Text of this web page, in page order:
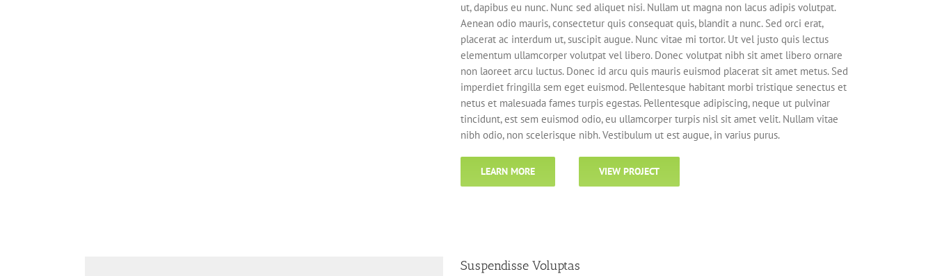
ut, dapibus eu nunc. Nunc sed aliquet nisi. Nullam ut magna non lacus adipis volutpat.
Aenean odio mauris, consectetur quis consequat quis, blandit a nunc. Sed orci erat,
placerat ac interdum ut, suscipit augue. Nunc vitae mi tortor. Ut vel justo quis lectus
elementum ullamcorper volutpat vel libero. Donec volutpat nibh sit amet libero ornare
non laoreet arcu luctus. Donec id arcu quis mauris euismod placerat sit amet metus. Sed
imperdiet fringilla sem eget euismod. Pellentesque habitant morbi tristique senectus et
netus et malesuada fames turpis egestas. Pellentesque adipiscing, neque ut pulvinar
tincidunt, est sem euismod odio, eu ullamcorper turpis nisl sit amet velit. Nullam vitae
nibh odio, non scelerisque nibh. Vestibulum ut est augue, in varius purus.
LEARN MORE VIEW PROJECT
Suspendisse Voluptas